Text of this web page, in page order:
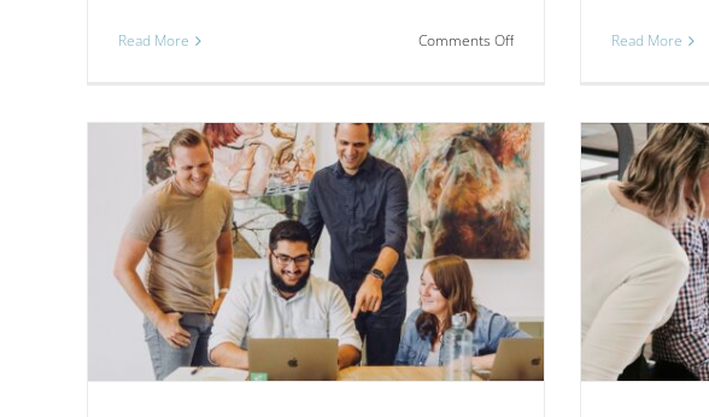
Read More Comments Offon
la
locul
de
muncă
Read More